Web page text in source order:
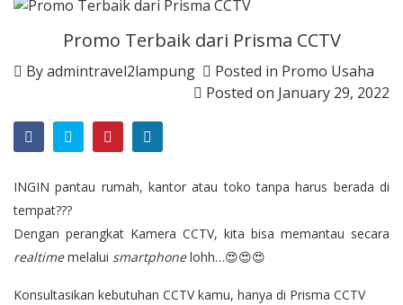
Promo Terbaik dari Prisma CCTV
Byadmintravel2lampung Posted in Promo Usaha
Posted on January 29, 2022
INGIN pantau rumah, kantor atau toko tanpa harus berada di
tempat???
Dengan perangkat Kamera CCTV, kita bisa memantau secara
realtimemelalui smartphonelohh…😍😍😍
Konsultasikan kebutuhan CCTV kamu, hanya di Prisma CCTV